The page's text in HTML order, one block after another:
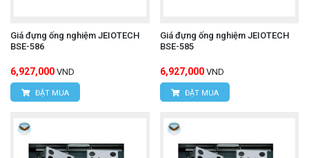
Giá đựng ống nghiệm JEIOTECH
BSE-586
6,927,000 VND
ĐẶT MUA
Giá đựng ống nghiệm JEIOTECH
BSE-585
6,927,000 VND
ĐẶT MUA